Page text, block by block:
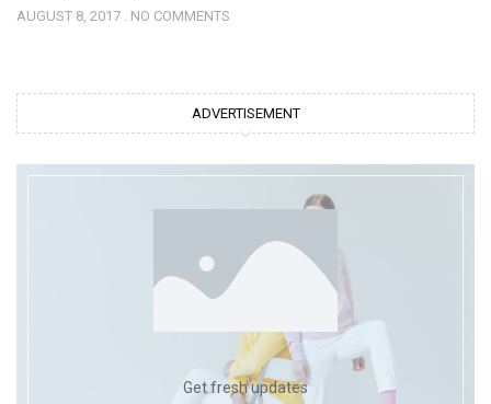
AUGUST 8, 2017 NO COMMENTS
ADVERTISEMENT
Get fresh updates